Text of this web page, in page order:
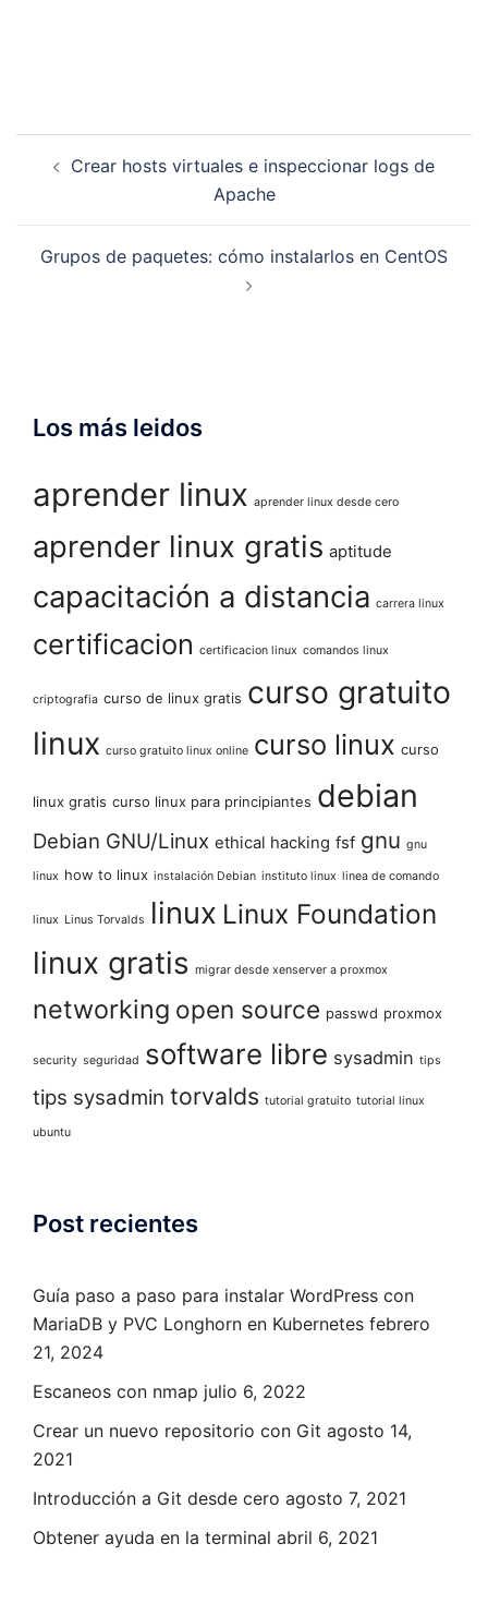
Crear hosts virtuales e inspeccionar logs de
Apache
Grupos de paquetes: cómo instalarlos en CentOS
Los más leidos
aprender linux aprender linux desde cero
aprender linux gratis aptitude
capacitación a distancia carrera linux
certificacion certificacion linux comandos linux
criptografia curso de linux gratis curso gratuito
linux curso gratuito linux online curso linux curso
linux gratis curso linux para principiantes debian
Debian GNU/Linux ethical hacking fsf gnu gnu
linux how to linux instalación Debian instituto linux linea de comando
linux Linus Torvalds linux Linux Foundation
linux gratis migrar desde xenserver a proxmox
networking open source passwd proxmox
security seguridad software libre sysadmin tips
tips sysadmin torvalds tutorial gratuito tutorial linux
ubuntu
Post recientes
Guía paso a paso para instalar WordPress con
MariaDB y PVC Longhorn en Kubernetes febrero
21, 2024
Escaneos con nmap julio 6, 2022
Crear un nuevo repositorio con Git agosto 14,
2021
Introducción a Git desde cero agosto 7, 2021
Obtener ayuda en la terminal abril 6, 2021